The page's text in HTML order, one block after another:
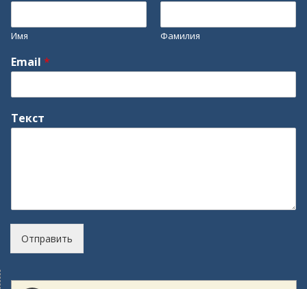
Имя Фамилия
Email *
Текст
Отправить